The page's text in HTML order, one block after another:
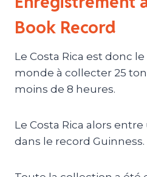
Book Record
Le Costa Rica est donc
monde à collecter 25
moins de 8 heures.
Le Costa Rica alors
dans le record Guinness.